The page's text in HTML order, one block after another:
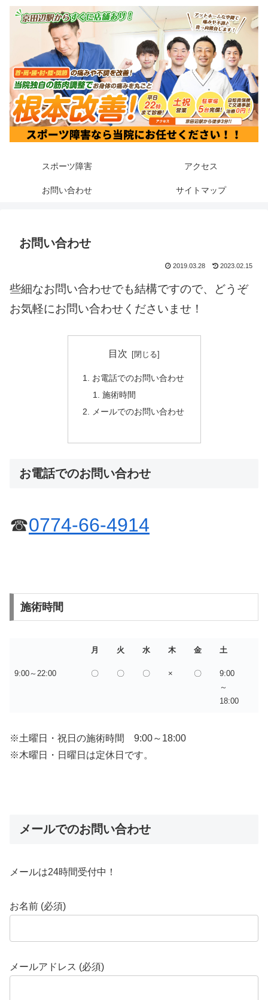
スポーツ障害 アクセス
お問い合わせ サイトマップ
お問い合わせ
2019.03.28 2023.02.15
些細なお問い合わせでも結構ですので、どうぞ
お気軽にお問い合わせくださいませ！
目次
お電話でのお問い合わせ
施術時間
メールでのお問い合わせ
お電話でのお問い合わせ
☎0774-66-4914
施術時間
月 火 水 木 金 土
9:00～22:00 〇 〇 〇 × 〇
9:00
～
18:00
※土曜日・祝日の施術時間 9:00～18:00
※木曜日・日曜日は定休日です。
メールでのお問い合わせ
メールは24時間受付中！
お名前 (必須)
メールアドレス (必須)